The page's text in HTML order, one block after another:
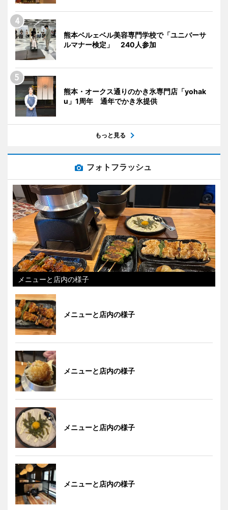
熊本ベルェベル美容専門学校で「ユニバーサ
ルマナー検定」 240人参加
熊本・オークス通りのかき氷専門店「yohak
u」1周年 通年でかき氷提供
もっと見る
フォトフラッシュ
メニューと店内の様子
メニューと店内の様子
メニューと店内の様子
メニューと店内の様子
メニューと店内の様子